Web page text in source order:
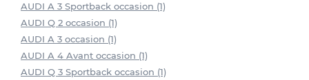
AUDI A 3 Sportback occasion (1)
AUDI Q 2 occasion (1)
AUDI A 3 occasion (1)
AUDI A 4 Avant occasion (1)
AUDI Q 3 Sportback occasion (1)